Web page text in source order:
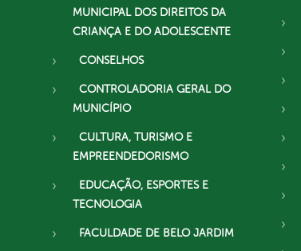
MUNICIPAL DOS DIREITOS DA
CRIANÇA E DO ADOLESCENTE
CONSELHOS
CONTROLADORIA GERAL DO
MUNICÍPIO
CULTURA, TURISMO E
EMPREENDEDORISMO
EDUCAÇÃO, ESPORTES E
TECNOLOGIA
FACULDADE DE BELO JARDIM